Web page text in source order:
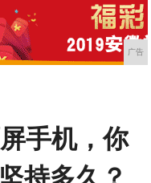
广告
手机，你